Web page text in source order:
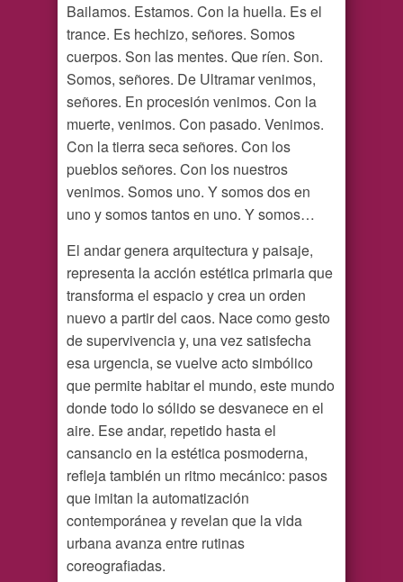
Bailamos. Estamos. Con la huella. Es el
trance. Es hechizo, señores. Somos
cuerpos. Son las mentes. Que ríen. Son.
Somos, señores. De Ultramar venimos,
señores. En procesión venimos. Con la
muerte, venimos. Con pasado. Venimos.
Con la tierra seca señores. Con los
pueblos señores. Con los nuestros
venimos. Somos uno. Y somos dos en
uno y somos tantos en uno. Y somos…
El andar genera arquitectura y paisaje,
representa la acción estética primaria que
transforma el espacio y crea un orden
nuevo a partir del caos. Nace como gesto
de supervivencia y, una vez satisfecha
esa urgencia, se vuelve acto simbólico
que permite habitar el mundo, este mundo
donde todo lo sólido se desvanece en el
aire. Ese andar, repetido hasta el
cansancio en la estética posmoderna,
refleja también un ritmo mecánico: pasos
que imitan la automatización
contemporánea y revelan que la vida
urbana avanza entre rutinas
coreografiadas.